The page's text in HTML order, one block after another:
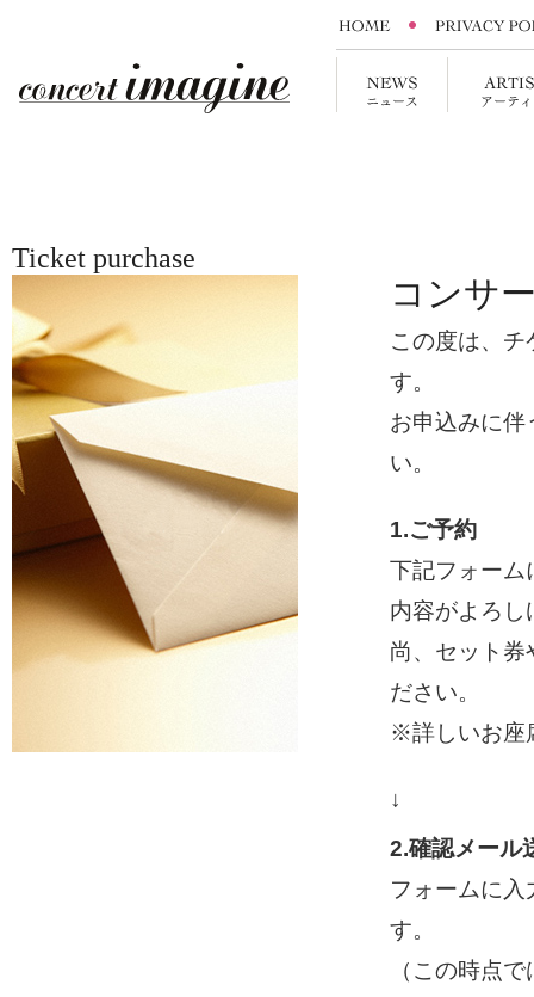
Ticket purchase
コンサ
この度は、
す。
お申込みに伴
い。
1.ご予約
下記フォーム
内容がよろし
尚、セット券
ださい。
※詳しいお座
↓
2.確認メール
フォームに
す。
（この時点